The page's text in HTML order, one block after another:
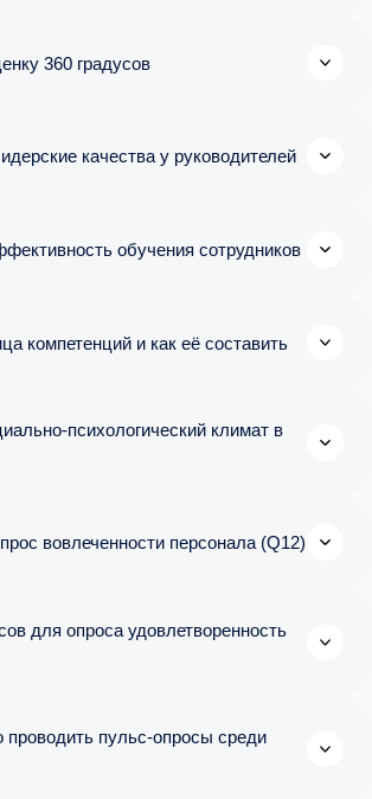
360 градусов
качества у руководителей
обучения сотрудников
компетенций и как её составить
психологический климат в
вовлеченности персонала (Q12)
для опроса удовлетворенность
проводить пульс-опросы среди